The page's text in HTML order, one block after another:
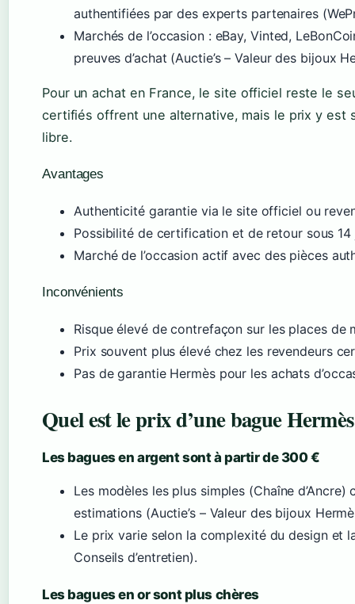
authentifiées par des experts partenaires
Marchés de l’occasion : eBay, Vinted,
preuves d’achat (Auctie’s – Valeur des bijoux
Pour un achat en France, le site officiel reste le
certifiés offrent une alternative, mais le prix y est
libre.
Avantages
Authenticité garantie via le site officiel ou
Possibilité de certification et de retour sous 14
Marché de l’occasion actif avec des pièces
Inconvénients
Risque élevé de contrefaçon sur les places de
Prix souvent plus élevé chez les revendeurs
Pas de garantie Hermès pour les achats
Quel est le prix d’une bague
Les bagues en argent sont à partir de 300 €
Les modèles les plus simples (Chaîne
estimations (Auctie’s – Valeur des bijoux
Le prix varie selon la complexité du design et
Conseils d’entretien).
Les bagues en or sont plus chères